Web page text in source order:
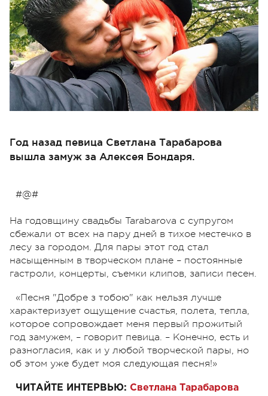
Год назад певица Светлана Тарабарова
вышла замуж за Алексея Бондаря.
#@#
На годовщину свадьбы Tarabarova с супругом
сбежали от всех на пару дней в тихое местечко в
лесу за городом. Для пары этот год стал
насыщенным в творческом плане – постоянные
гастроли, концерты, съемки клипов, записи песен.
«Песня "Добре з тобою" как нельзя лучше
характеризует ощущение счастья, полета, тепла,
которое сопровождает меня первый прожитый
год замужем, – говорит певица. – Конечно, есть и
разногласия, как и у любой творческой пары, но
об этом уже будет моя следующая песня!»
ЧИТАЙТЕ ИНТЕРВЬЮ: Светлана Тарабарова